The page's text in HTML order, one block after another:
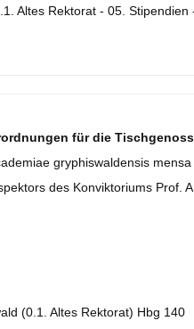
Altes Rektorat - 05.
für die
gryphiswaldensis
des Konviktoriums Prof.
(0.1. Altes Rektorat) Hbg 140